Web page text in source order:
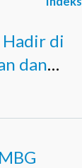
di
dan